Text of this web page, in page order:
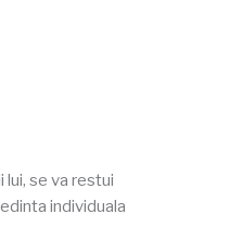
se va restui
individuala